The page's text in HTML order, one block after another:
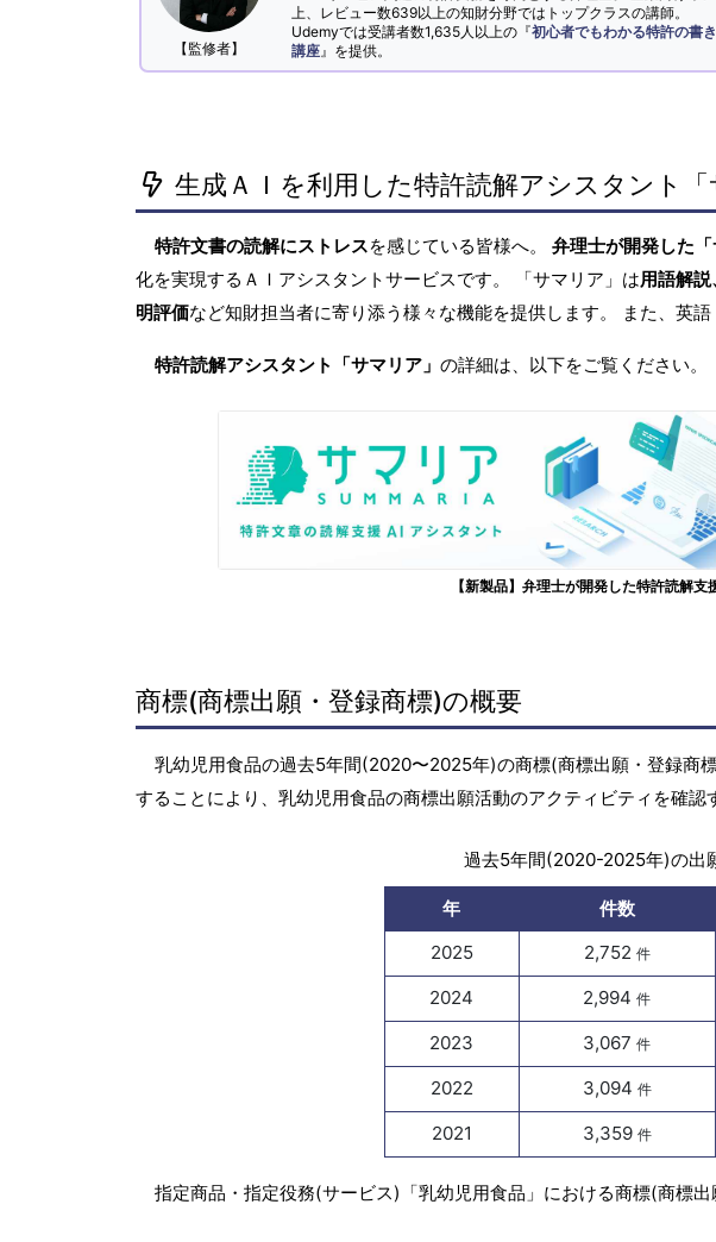
【監修者】
上、レビュー数639以上の知財分野ではトップクラスの講師。
Udemyでは受講者数1,635人以上の『初心者でもわかる特許の書
講座 』を提供。
生成ＡＩを利用した特許読解アシスタント「
特許文書の読解にストレスを感じている皆様へ。 弁理士が開発した「
化を実現するＡＩアシスタントサービスです。 「サマリア」は用語解
明評価など知財担当者に寄り添う様々な機能を提供します。 また、英語
特許読解アシスタント「サマリア」 の詳細は、以下をご覧ください。
【新製品】弁理士が開発した特許読解支
商標(商標出願・登録商標)の概要
乳幼児用食品の過去5年間(2020〜2025年)の商標(商標出願・登録商
することにより、乳幼児用食品の商標出願活動のアクティビティを確認
過去5年間(2020-2025年)の出
年 件数
2025
2,752 件
2024 2,994件
2023 3,067件
2022 3,094 件
2021 3,359 件
指定商品・指定役務(サービス)「乳幼児用食品」における商標(商標出